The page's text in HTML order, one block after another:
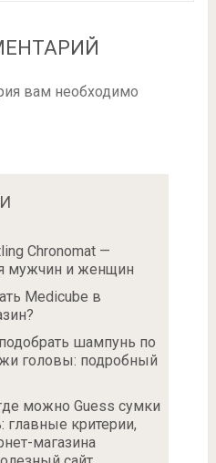
вам необходимо
Chronomat —
мужчин и женщин
Medicube в
шампунь по
головы: подробный
можно Guess сумки
главные критерии,
магазина